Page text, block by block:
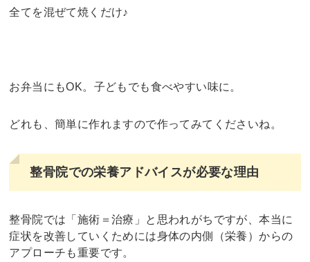
全てを混ぜて焼くだけ♪
お弁当にもOK。子どもでも食べやすい味に。
どれも、簡単に作れますので作ってみてくださいね。
整骨院での栄養アドバイスが必要な理由
整骨院では「施術＝治療」と思われがちですが、本当に
症状を改善していくためには身体の内側（栄養）からの
アプローチも重要です。